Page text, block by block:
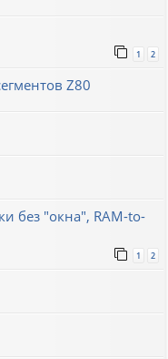
1 2
Z80
без "окна", RAM-to-
1 2